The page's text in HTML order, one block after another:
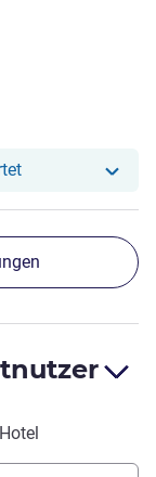
Unser Hotel hat